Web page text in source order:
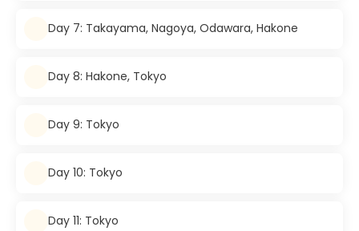
Day 7: Takayama, Nagoya, Odawara, Hakone
Day 8: Hakone, Tokyo
Day 9: Tokyo
Day 10: Tokyo
Day 11: Tokyo